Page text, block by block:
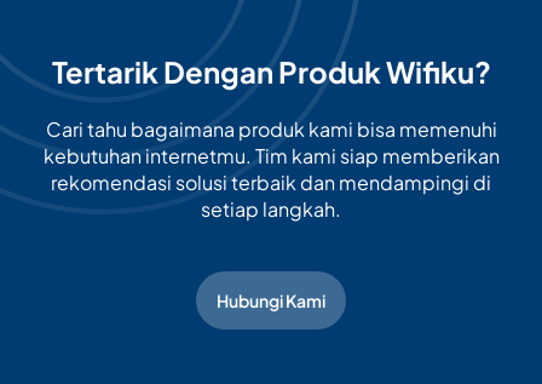
Tertarik Dengan Produk Wifiku?
Cari tahu bagaimana produk kami bisa memenuhi
kebutuhan internetmu. Tim kami siap memberikan
rekomendasi solusi terbaik dan mendampingi di
setiap langkah.
Hubungi Kami